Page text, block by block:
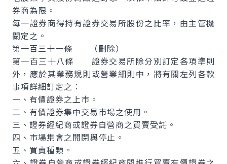
券商為限。
每一證券商得持有證券交易所股份之比率，由主管機
關定之。
第一百三十一條 （刪除）
第一百三十八條 證券交易所除分別訂定各項準則
外，應於其業務規則或營業細則中，將有關左列各款
事項詳細訂定之︰
一、有價證券之上巿。
二、有價證券集中交易巿場之使用。
三、證券經紀商或證券自營商之買賣受託。
四、巿場集會之開閉與停止。
五、買賣種類。